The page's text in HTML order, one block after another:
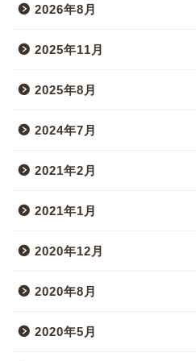
2026年8月
2025年11月
2025年8月
2024年7月
2021年2月
2021年1月
2020年12月
2020年8月
2020年5月